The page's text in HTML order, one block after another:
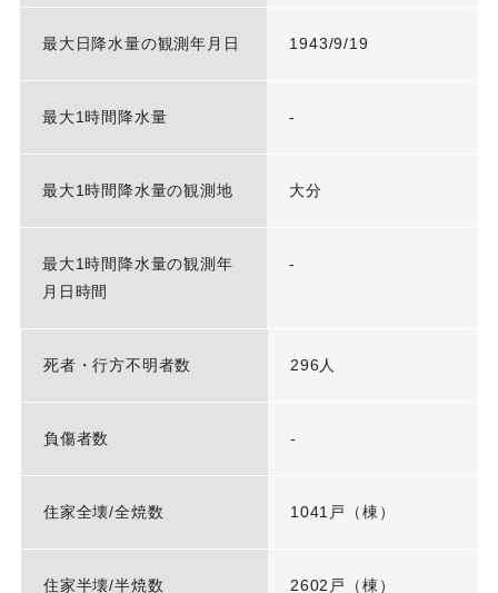
最大日降水量の観測年月日 1943/9/19
最大1時間降水量 -
最大1時間降水量の観測地 大分
最大1時間降水量の観測年
月日時間
-
死者・行方不明者数 296人
負傷者数 -
住家全壊/全焼数 1041戸（棟）
住家半壊/半焼数 2602戸（棟）